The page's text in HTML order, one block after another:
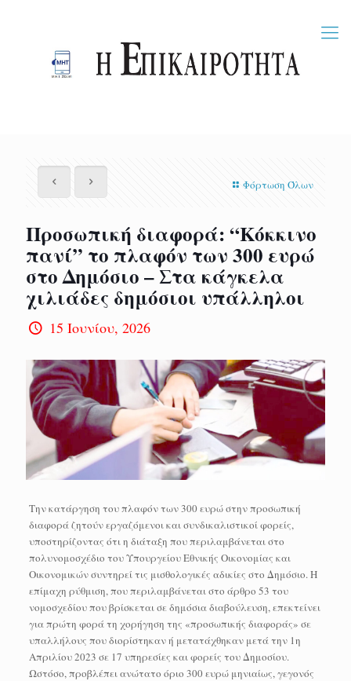
Φόρτωση Όλων
Προσωπική διαφορά: “Κόκκινο
πανί” το πλαφόν των 300 ευρώ
στο Δημόσιο – Στα κάγκελα
χιλιάδες δημόσιοι υπάλληλοι
15 Ιουνίου, 2026
Την κατάργηση του πλαφόν των 300 ευρώ στην προσωπική
διαφορά ζητούν εργαζόμενοι και συνδικαλιστικοί φορείς,
υποστηρίζοντας ότι η διάταξη που περιλαμβάνεται στο
πολυνομοσχέδιο του Υπουργείου Εθνικής Οικονομίας και
Οικονομικών συντηρεί τις μισθολογικές αδικίες στο Δημόσιο. Η
επίμαχη ρύθμιση, που περιλαμβάνεται στο άρθρο 53 του
νομοσχεδίου που βρίσκεται σε δημόσια διαβούλευση, επεκτείνει
για πρώτη φορά τη χορήγηση της «προσωπικής διαφοράς» σε
υπαλλήλους που διορίστηκαν ή μετατάχθηκαν μετά την 1η
Απριλίου 2023 σε 17 υπηρεσίες και φορείς του Δημοσίου.
Ωστόσο, προβλέπει ανώτατο όριο 300 ευρώ μηνιαίως, γεγονός